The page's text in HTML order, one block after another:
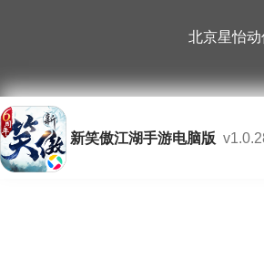
北京星怡
新笑傲江湖手游电脑版